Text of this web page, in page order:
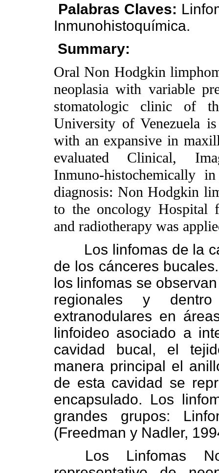
Palabras Claves:
Inmunohistoquímica.
Summary:
Oral Non Hodgkin
neoplasia with variable
stomatologic clinic of
University of Venezuela
with an expansive in
evaluated Clinical,
Inmuno-histochemically
diagnosis: Non Hodgkin
to the oncology Hospital
and radiotherapy was
Los linfomas de la
de los cánceres
los linfomas se
regionales y
extranodulares en
linfoideo asociado a
cavidad bucal, el
manera principal el
de esta cavidad se
encapsulado. Los
grandes grupos:
(Freedman y Nadler,
Los Linfomas